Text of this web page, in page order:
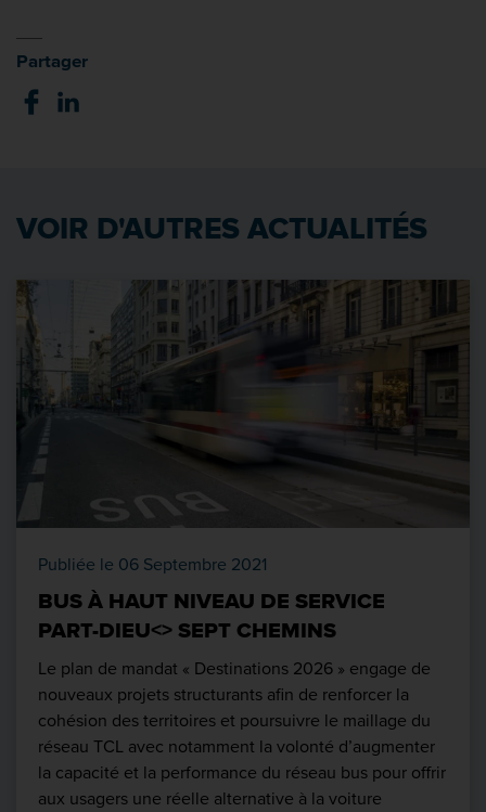
Partager
VOIR D'AUTRES ACTUALITÉS
Publiée le 06 Septembre 2021
BUS À HAUT NIVEAU DE SERVICE
PART-DIEU<> SEPT CHEMINS
Le plan de mandat « Destinations 2026 » engage de
nouveaux projets structurants afin de renforcer la
cohésion des territoires et poursuivre le maillage du
réseau TCL avec notamment la volonté d’augmenter
la capacité et la performance du réseau bus pour offrir
aux usagers une réelle alternative à la voiture